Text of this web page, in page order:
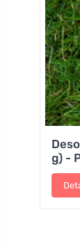
g) -